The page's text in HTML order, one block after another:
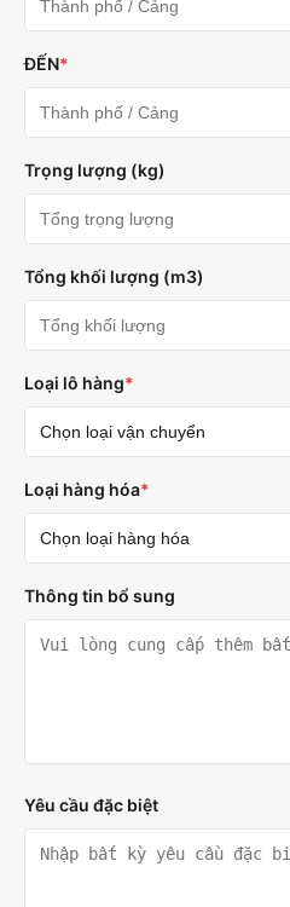
ĐẾN*
Trọng lượng (kg)
Tổng khối lượng (m3)
Loại lô hàng*
Loại hàng hóa*
Thông tin bổ sung
Yêu cầu đặc biệt